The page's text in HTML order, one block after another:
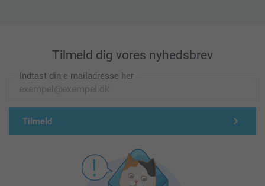
Tilmeld dig vores nyhedsbrev
Indtast din e-mailadresse her
Tilmeld